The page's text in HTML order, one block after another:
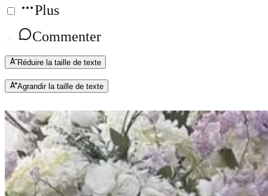
Plus
Commenter
Réduire la taille de texte
Agrandir la taille de texte